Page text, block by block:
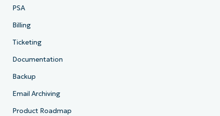
PSA
Billing
Ticketing
Documentation
Backup
Email Archiving
Product Roadmap